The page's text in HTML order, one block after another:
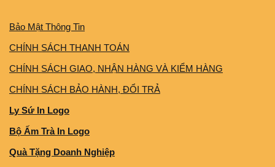
Bảo Mật Thông Tin
CHÍNH SÁCH THANH TOÁN
CHÍNH SÁCH GIAO, NHẬN HÀNG VÀ KIỂM HÀNG
CHÍNH SÁCH BẢO HÀNH, ĐỔI TRẢ
Ly Sứ In Logo
Bộ Ấm Trà In Logo
Quà Tặng Doanh Nghiệp